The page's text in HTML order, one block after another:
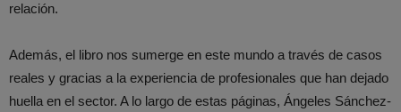
relación.
Además, el libro nos sumerge en este mundo a través de casos
reales y gracias a la experiencia de profesionales que han dejado
huella en el sector. A lo largo de estas páginas, Ángeles Sánchez-